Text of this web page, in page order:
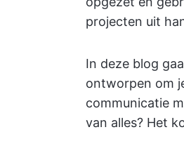
projecten uit
In deze blog
ontworpen om
communicatie
van alles? Het